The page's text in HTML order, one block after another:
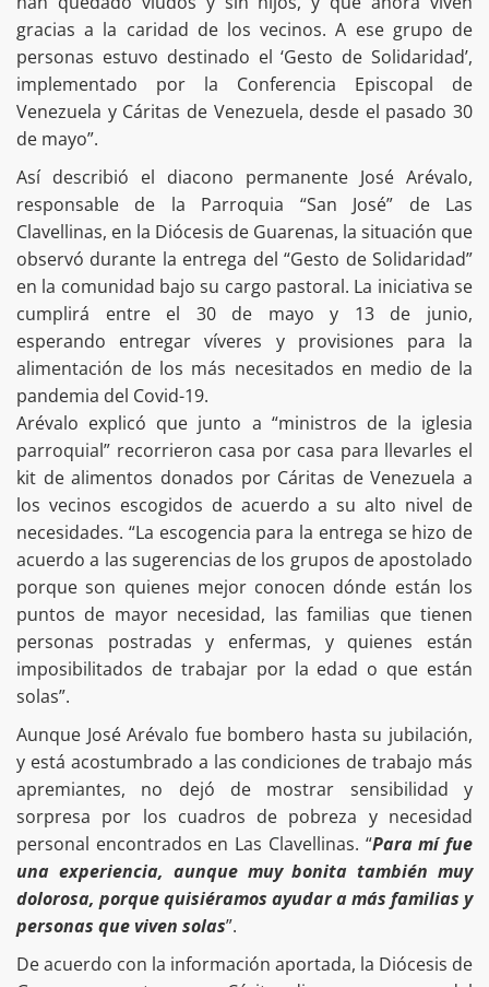
gracias a la caridad de los vecinos. A ese grupo de
personas estuvo destinado el ‘Gesto de Solidaridad’,
implementado por la Conferencia Episcopal de
Venezuela y Cáritas de Venezuela, desde el pasado 30
de mayo”.
Así describió el diacono permanente José Arévalo,
responsable de la Parroquia “San José” de Las
Clavellinas, en la Diócesis de Guarenas, la situación que
observó durante la entrega del “Gesto de Solidaridad”
en la comunidad bajo su cargo pastoral. La iniciativa se
cumplirá entre el 30 de mayo y 13 de junio,
esperando entregar víveres y provisiones para la
alimentación de los más necesitados en medio de la
pandemia del Covid-19.
Arévalo explicó que junto a “ministros de la iglesia
parroquial” recorrieron casa por casa para llevarles el
kit de alimentos donados por Cáritas de Venezuela a
los vecinos escogidos de acuerdo a su alto nivel de
necesidades. “La escogencia para la entrega se hizo de
acuerdo a las sugerencias de los grupos de apostolado
porque son quienes mejor conocen dónde están los
puntos de mayor necesidad, las familias que tienen
personas postradas y enfermas, y quienes están
imposibilitados de trabajar por la edad o que están
solas”.
Aunque José Arévalo fue bombero hasta su jubilación,
y está acostumbrado a las condiciones de trabajo más
apremiantes, no dejó de mostrar sensibilidad y
sorpresa por los cuadros de pobreza y necesidad
personal encontrados en Las Clavellinas. “Para mí fue
una experiencia, aunque muy bonita también muy
dolorosa, porque quisiéramos ayudar a más familias y
personas que viven solas”.
De acuerdo con la información aportada, la Diócesis de